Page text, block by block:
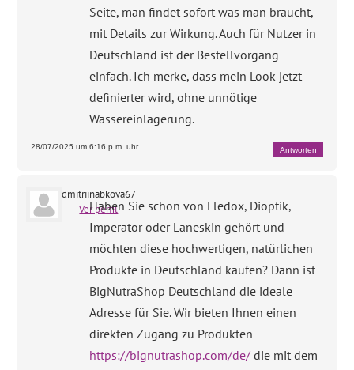
Seite, man findet sofort was man braucht,
mit Details zur Wirkung. Auch für Nutzer in
Deutschland ist der Bestellvorgang
einfach. Ich merke, dass mein Look jetzt
definierter wird, ohne unnötige
Wassereinlagerung.
28/07/2025 um 6:16 p.m. uhr Antworten
dmitriinabkova67
Ver perfil
Haben Sie schon von Fledox, Dioptik,
Imperator oder Laneskin gehört und
möchten diese hochwertigen, natürlichen
Produkte in Deutschland kaufen? Dann ist
BigNutraShop Deutschland die ideale
Adresse für Sie. Wir bieten Ihnen einen
direkten Zugang zu Produkten
https://bignutrashop.com/de/ die mit dem